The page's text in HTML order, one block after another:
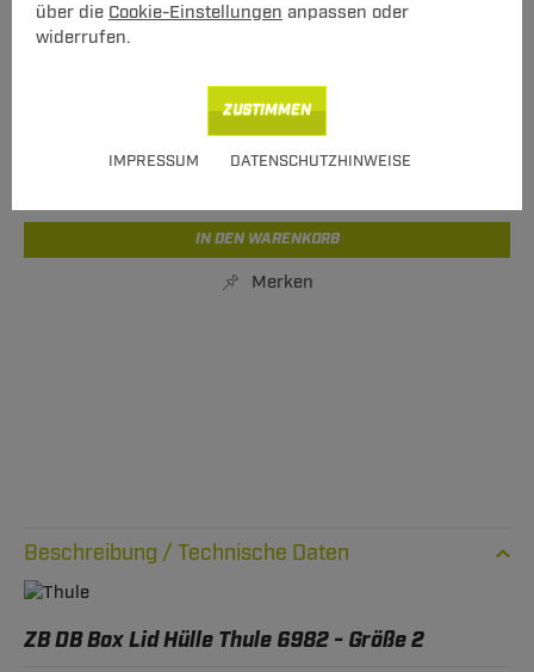
über die Cookie-Einstellungen anpassen oder
widerrufen.
IMPRESSUM DATENSCHUTZHINWEISE
ZUSTIMMEN
Art.-Nr.
T24ZT1051-1
Verfügbarkeit
Sofort lieferbar
IN DEN WARENKORB
Merken
Technische Daten
ZB DB Box Lid Hülle Thule 6982 - Größe 2